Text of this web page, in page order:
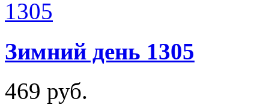
Зимний день 1305
469 руб.